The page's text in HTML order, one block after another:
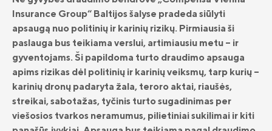
KASKO draudimas
KASKO draudimas elektromobiliams
KASKO alternatyvus
Žalieji įrenginiai
Nelaimingi atsitikimai
Kelionės
Neapykantai STOP
„Compensa Life“ sveikatos draudimas
„Seesam“ sveikatos draudimas
II pensijų pakopa: likti ar išlipti?
Investicinis gyvybės draudimas
Insurance Group“ Baltijos šalyse pradeda siūlyti
apsaugą nuo politinių ir karinių rizikų. Pirmiausia ši
paslauga bus teikiama verslui, artimiausiu metu – ir
gyventojams. Ši papildoma turto draudimo apsauga
apims rizikas dėl politinių ir karinių veiksmų, tarp kurių –
karinių dronų padaryta žala, teroro aktai, riaušės,
streikai, sabotažas, tyčinis turto sugadinimas per
viešosios tvarkos neramumus, pilietiniai sukilimai ir kiti